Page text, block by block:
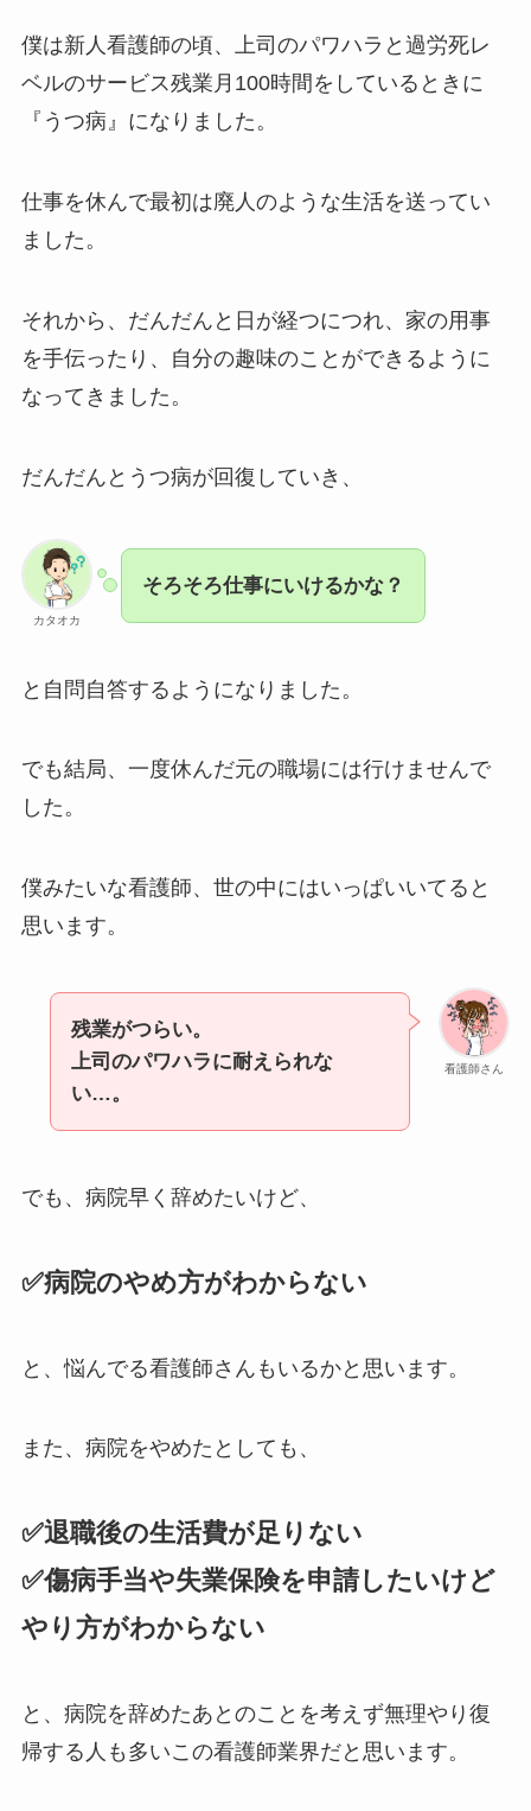
僕は新人看護師の頃、上司のパワハラと過労死レ
ベルのサービス残業月100時間をしているときに
『うつ病』になりました。
仕事を休んで最初は廃人のような生活を送ってい
ました。
それから、だんだんと日が経つにつれ、家の用事
を手伝ったり、自分の趣味のことができるように
なってきました。
だんだんとうつ病が回復していき、
カタオカ
そろそろ仕事にいけるかな？
と自問自答するようになりました。
でも結局、一度休んだ元の職場には行けませんで
した。
僕みたいな看護師、世の中にはいっぱいいてると
思います。
看護師さん
残業がつらい。
上司のパワハラに耐えられな
い…。
でも、病院早く辞めたいけど、
✅病院のやめ方がわからない
と、悩んでる看護師さんもいるかと思います。
また、病院をやめたとしても、
✅退職後の生活費が足りない
✅傷病手当や失業保険を申請したいけど
やり方がわからない
と、病院を辞めたあとのことを考えず無理やり復
帰する人も多いこの看護師業界だと思います。